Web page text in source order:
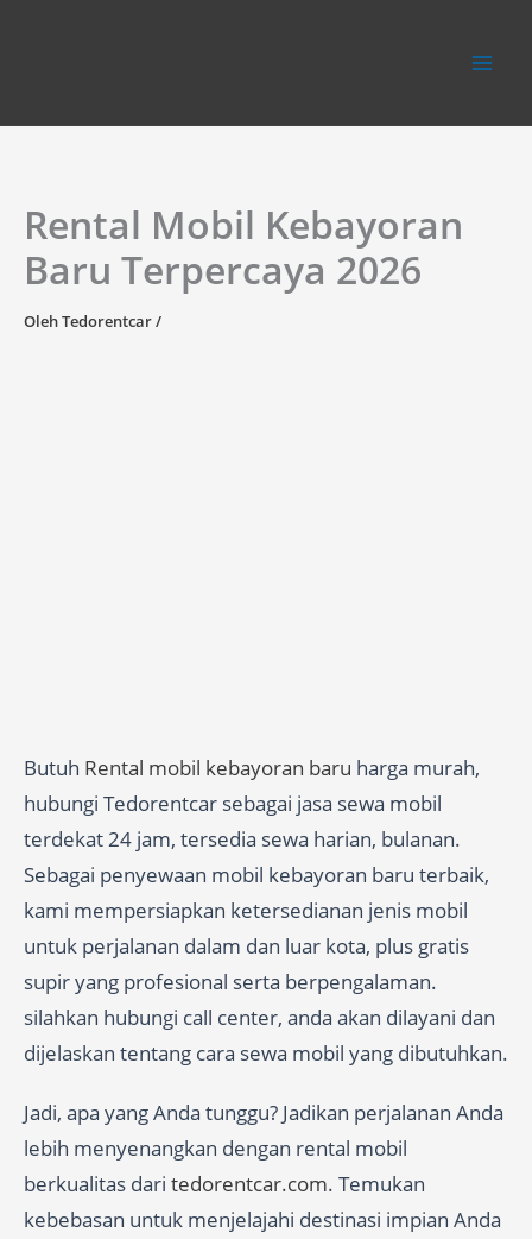
Rental Mobil Kebayoran
Baru Terpercaya 2026
OlehTedorentcar/
Butuh Rental mobil kebayoran baru harga murah,
hubungi Tedorentcar sebagai jasa sewa mobil
terdekat 24 jam, tersedia sewa harian, bulanan.
Sebagai penyewaan mobil kebayoran baru terbaik,
kami mempersiapkan ketersedianan jenis mobil
untuk perjalanan dalam dan luar kota, plus gratis
supir yang profesional serta berpengalaman.
silahkan hubungi call center, anda akan dilayani dan
dijelaskan tentang cara sewa mobil yang dibutuhkan.
Jadi, apa yang Anda tunggu? Jadikan perjalanan Anda
lebih menyenangkan dengan rental mobil
berkualitas dari tedorentcar.com. Temukan
kebebasan untuk menjelajahi destinasi impian Anda